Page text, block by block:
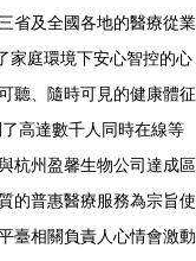
省及全國各地的醫療從業
家庭環境下安心智控的心
聽、隨時可見的健康體征
高達數千人同時在線等
杭州盈馨生物公司達成區
的普惠醫療服務為宗旨使
臺相關負責人心情會激動